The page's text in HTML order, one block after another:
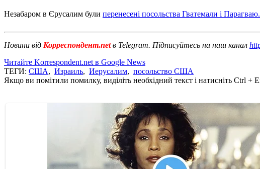
Незабаром в Єрусалим були перенесені посольства Гватемали і Парагваю.
Новини від Корреспондент.netв Telegram. Підписуйтесь на наш канал
Читайте Korrespondent.net в Google News
ТЕГИ: США, Израиль, Иерусалим, посольство США
Якщо ви помітили помилку, виділіть необхідний текст і натисніть Ctrl